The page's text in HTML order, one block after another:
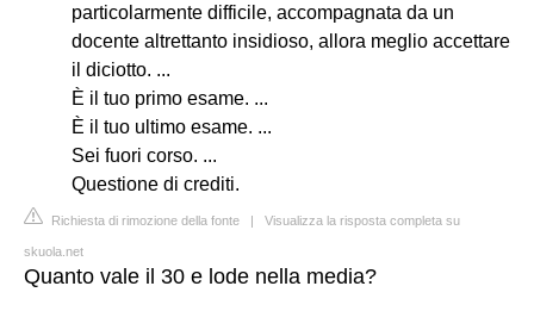
particolarmente difficile, accompagnata da un
docente altrettanto insidioso, allora meglio accettare
il diciotto. ...
È il tuo primo esame. ...
È il tuo ultimo esame. ...
Sei fuori corso. ...
Questione di crediti.
Richiesta di rimozione della fonte | Visualizza la risposta completa su
skuola.net
Quanto vale il 30 e lode nella media?